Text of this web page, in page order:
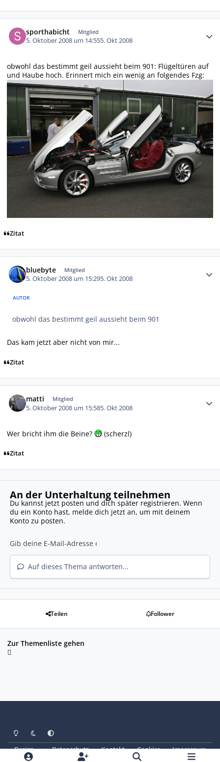
sporthabicht Mitglied
5. Oktober 2008 um 14:555. Okt 2008
obwohl das bestimmt geil aussieht beim 901: Flügeltüren auf
und Haube hoch. Erinnert mich ein wenig an folgendes Fzg:
Zitat
bluebyte Mitglied
5. Oktober 2008 um 15:295. Okt 2008
AUTOR
obwohl das bestimmt geil aussieht beim 901
Das kam jetzt aber nicht von mir...
Zitat
matti Mitglied
5. Oktober 2008 um 15:585. Okt 2008
Wer bricht ihm die Beine? (scherzl)
Zitat
An der Unterhaltung teilnehmen
Du kannst jetzt posten und dich später registrieren. Wenn
du ein Konto hast, melde dich jetzt an, um mit deinem
Konto zu posten.
Auf dieses Thema antworten...
Teilen Follower
Zur Themenliste gehen
Heller ModusDunkler Modus
Systemeinstellung
Design Datenschutz Kontakt Cookies
Impressum